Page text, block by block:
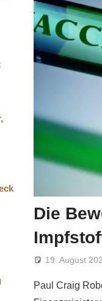
Die
19. August
Paul Craig